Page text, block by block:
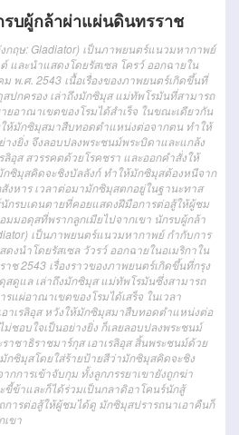
รบผู้กล้าผ่าแผ่นดินทรราช
กฤษ: Gladiator) เป็นภาพยนตร์แนวมหากาพย์
และนำแสดงโดยรัสเซล โครว์ ออกฉายใน
พ.ศ. 2543 เนื้อเรื่องของภาพยนตร์เกิดขึ้นที่
ปกครอง เล่าถึงมักซิมุส แม่ทัพโรมันที่สามารถ
อาณาเขตของโรมได้สำเร็จ ในขณะเดียวกัน
ให้มักซิมุสมาสืบทอดตำแหน่งต่อจากตน ทำให้
งยิ่ง จึงลอบปลงพระชนม์พระบิดาและแกล้ง
ลิอุส สวรรคตด้วยโรคชรา และออกคำสั่งให้
ซิมุสคิดจะชิงบัลลังก์ ทำให้มักซิมุสต้องหนีจาก
งหาร เวลาต่อมามักซิมุสตกอยู่ในฐานะทาส
กรบเดนตายที่คอยแสดงฝีมือการต่อสู้ให้ผู้ชม
มอดุสที่พรากลูกเมียไปจากเขา นักรบผู้กล้า
เป็นภาพยนตร์แนวมหากาพย์ กำกับการ
งนำโดยรัสเซล วัวรว์ ออกฉายในอเมริกาใน
ช 2543 เรื่องราวของภาพยนตร์เกิดขึ้นที่กรุง
สดูแล เล่าถึงมักซิมุส แม่ทัพโรมันซึ่งสามารถ
แผ่อาณาเขตของโรมได้เสร็จ ในเวลา
อาเรลิอุส หวังให้มักซิมุสมาสืบทอดตำแหน่งต่อ
ชอบใจเป็นอย่างยิ่ง ก็เลยลอบปลงพระชนม์
าชาธิราชมาร์กุส เอาเรลิอุส สิ้นพระชนม์ด้วย
ซิมุสโดยใส่ร้ายป้ายสีว่ามักซิมุสคิดจะชิง
กการเข้าจับกุม ทั้งลูกภรรยาเขายังถูกฆ่า
ข้าและก็ได้ร่วมเป็นกลาดิอาโคนร์นักสู้
ารต่อสู้ให้ผู้ชมได้ดู มักซิมุสปรารถนาเอาคืนก็
เขา